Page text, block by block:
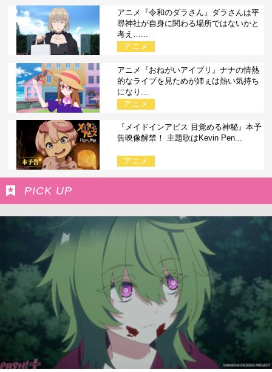
アニメ『令和のダラさん』ダラさんは平
尋神社が自身に関わる場所ではないかと
考え…...
アニメ
アニメ『おねがいアイプリ』ナナの情熱
的なライブを見ためが姉ぇは熱い気持ち
になり...
アニメ
『メイドインアビス 目覚める神秘』本予
告映像解禁！ 主題歌はKevin Pen...
アニメ
PICK UP